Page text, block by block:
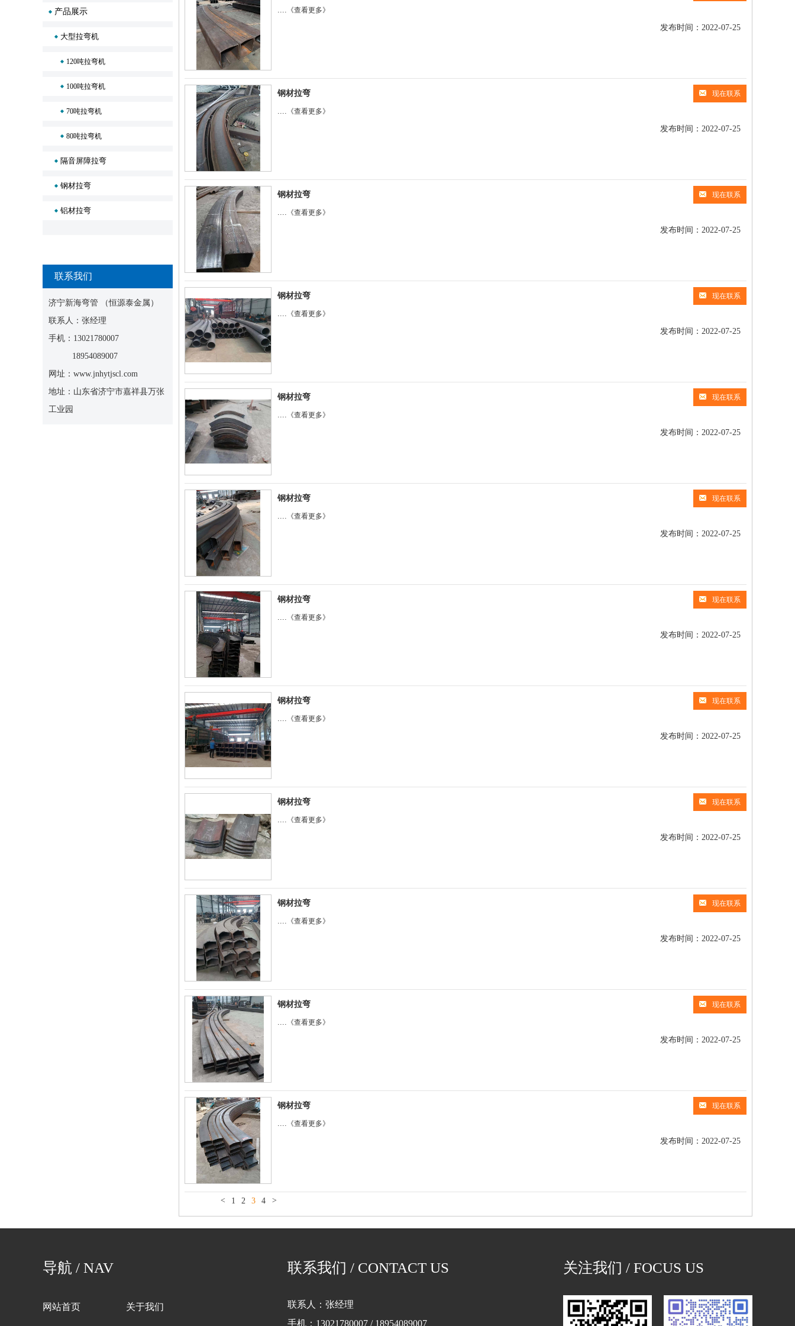
产品展示
大型拉弯机
120吨拉弯机
100吨拉弯机
70吨拉弯机
80吨拉弯机
隔音屏障拉弯
钢材拉弯
铝材拉弯
联系我们
济宁新海弯管 （恒源泰金属）
联系人：张经理
手机：13021780007
18954089007
网址：www.jnhytjscl.com
地址：山东省济宁市嘉祥县万张
工业园
.... 《查看更多》
发布时间：2022-07-25
现在联系
钢材拉弯
.... 《查看更多》
发布时间：2022-07-25
现在联系
钢材拉弯
.... 《查看更多》
发布时间：2022-07-25
现在联系
钢材拉弯
.... 《查看更多》
发布时间：2022-07-25
现在联系
钢材拉弯
.... 《查看更多》
发布时间：2022-07-25
现在联系
钢材拉弯
.... 《查看更多》
发布时间：2022-07-25
现在联系
钢材拉弯
.... 《查看更多》
发布时间：2022-07-25
现在联系
钢材拉弯
.... 《查看更多》
发布时间：2022-07-25
现在联系
钢材拉弯
.... 《查看更多》
发布时间：2022-07-25
现在联系
钢材拉弯
.... 《查看更多》
发布时间：2022-07-25
现在联系
钢材拉弯
.... 《查看更多》
发布时间：2022-07-25
现在联系
钢材拉弯
.... 《查看更多》
发布时间：2022-07-25
< 1 2 3 4 >
导航 / NAV
网站首页 关于我们
联系我们 / CONTACT US
联系人：张经理
手机：13021780007 / 18954089007
关注我们 / FOCUS US